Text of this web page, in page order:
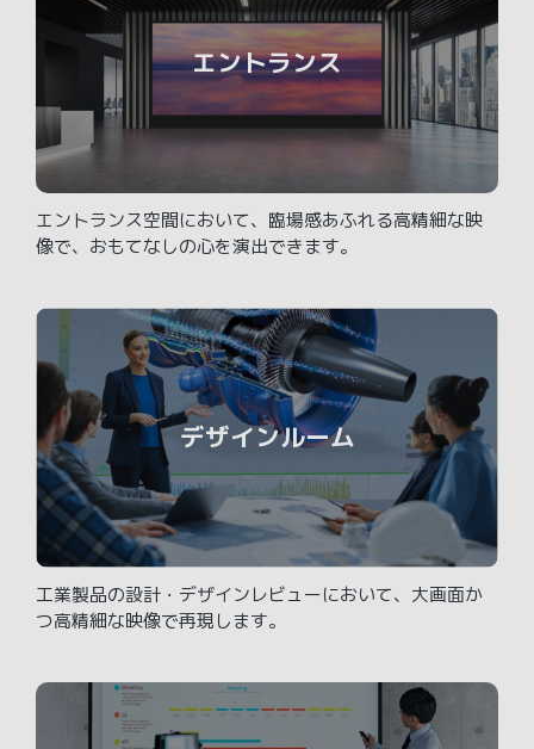
エントランス
エントランス空間において、臨場感あふれる高精細な映
像で、おもてなしの心を演出できます。
デザインルーム
工業製品の設計・デザインレビューにおいて、大画面か
つ高精細な映像で再現します。